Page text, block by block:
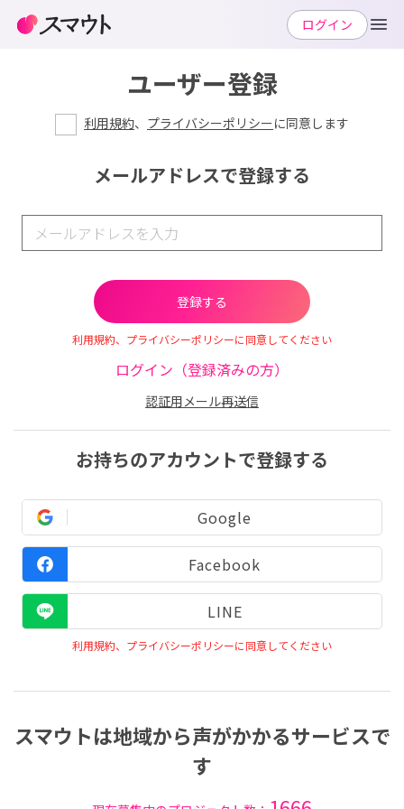
ユーザー登録
利用規約、 プライバシーポリシーに同意します
メールアドレスで登録する
利用規約、プライバシーポリシーに同意してください
ログイン（登録済みの方）
認証用メール再送信
お持ちのアカウントで登録する
Google
Facebook
LINE
利用規約、プライバシーポリシーに同意してください
スマウトは地域から声がかかるサービスで
す
ログイン